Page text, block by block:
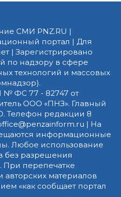
СМИ PNZ.RU |
портал | Для
| Зарегистрировано
по надзору в сфере
технологий и массовых
№ ФС 77 - 82747 от
ООО «ПНЗ». Главный
Телефон редакции 8
| На
информационные
Любое использование
без разрешения
перепечатке
материалов
«как сообщает портал